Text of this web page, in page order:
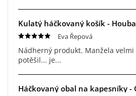
Kulatý háčkovaný košík - Houba
Eva Řepová
Nádherný produkt. Manžela velmi
potěšil... je...